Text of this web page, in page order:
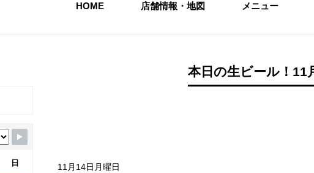
HOME 店舗情報・地図 メニュー
本日の生ビール！11
11月14日月曜日
日